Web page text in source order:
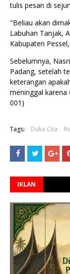
tulis pesan di
"Beliau akan
Labuhan Tanjak,
Kabupaten
Sebelumnya,
Padang, setelah
keterangan
meninggal karena
001)
Tags: Duka Cita
IKLAN